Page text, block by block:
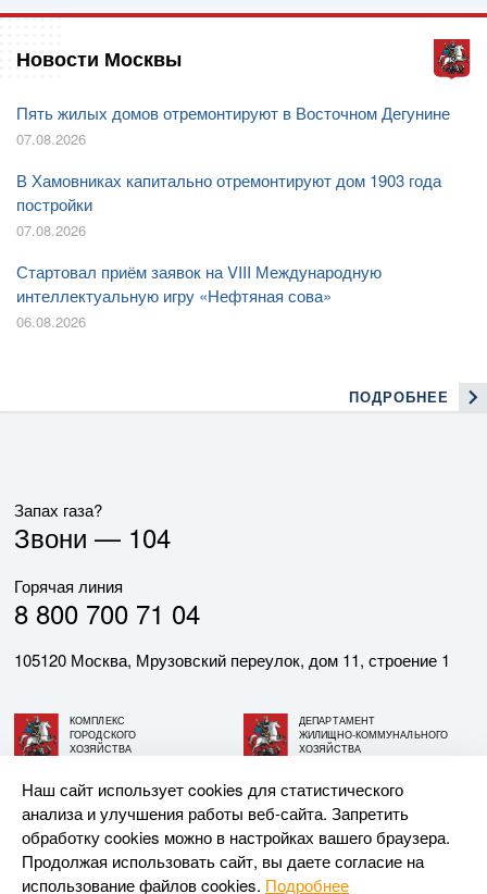
Новости Москвы
Пять жилых домов отремонтируют в Восточном Дегунине
07.08.2026
В Хамовниках капитально отремонтируют дом 1903 года
постройки
07.08.2026
Стартовал приём заявок на VIII Международную
интеллектуальную игру «Нефтяная сова»
06.08.2026
ПОДРОБНЕЕ
Запах газа?
Звони — 104
Горячая линия
8 800 700 71 04
105120 Москва, Мрузовский переулок, дом 11, строение 1
КОМПЛЕКС
ГОРОДСКОГО
ХОЗЯЙСТВА
ДЕПАРТАМЕНТ
ЖИЛИЩНО-КОММУНАЛЬНОГО
ХОЗЯЙСТВА
© АО «МОСГАЗ», 2026. При использовании материалов
ссылка на сайт обязательна.
Наш сайт использует cookies для статистического
анализа и улучшения работы веб-сайта. Запретить
обработку cookies можно в настройках вашего браузера.
Продолжая использовать сайт, вы даете согласие на
использование файлов cookies. Подробнее